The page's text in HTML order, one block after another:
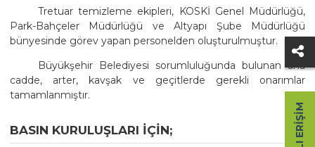
Tretuar temizleme ekipleri, KOSKİ Genel Müdürlüğü,
Park-Bahçeler Müdürlüğü ve Altyapı Şube Müdürlüğü
bünyesinde görev yapan personelden oluşturulmuştur.
Büyükşehir Belediyesi sorumluluğunda bulunan ana
cadde, arter, kavşak ve geçitlerde gerekli onarımlar
tamamlanmıştır.
BASIN KURULUŞLARI IÇIN;